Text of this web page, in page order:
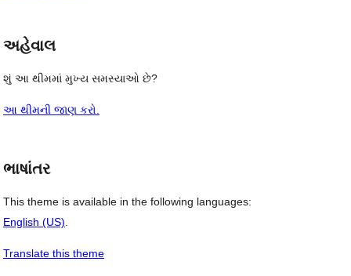
અહેવાલ
શું આ થીમમાં મુખ્ય સમસ્યાઓ છે?
આ થીમની જાણ કરો.
ભાષાંતર
This theme is available in the following languages:
English (US)
Translate this theme